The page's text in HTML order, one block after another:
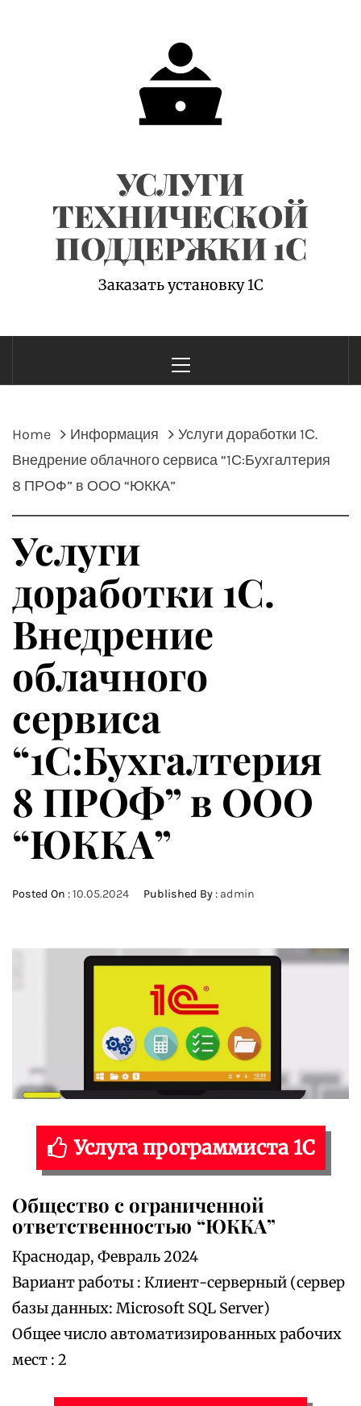
УСЛУГИ
ТЕХНИЧЕСКОЙ
ПОДДЕРЖКИ 1С
Заказать установку 1С
Menu
Home Информация
Услуги доработки 1С.
Внедрение облачного сервиса “1С:Бухгалтерия
8 ПРОФ” в ООО “ЮККА”
Услуги
доработки 1С.
Внедрение
облачного
сервиса
“1С:Бухгалтерия
8 ПРОФ” в ООО
“ЮККА”
Posted On :10.05.2024 Published By : admin
Услуга программиста 1С
Общество с ограниченной
ответственностью “ЮККА”
Краснодар, Февраль 2024
Вариант работы : Клиент-серверный (сервер
базы данных: Microsoft SQL Server)
Общее число автоматизированных рабочих
мест : 2